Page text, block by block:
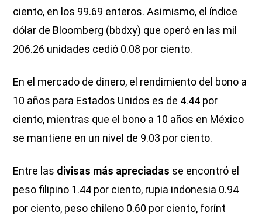
ciento, en los 99.69 enteros. Asimismo, el índice
dólar de Bloomberg (bbdxy) que operó en las mil
206.26 unidades cedió 0.08 por ciento.
En el mercado de dinero, el rendimiento del bono a
10 años para Estados Unidos es de 4.44 por
ciento, mientras que el bono a 10 años en México
se mantiene en un nivel de 9.03 por ciento.
Entre las divisas más apreciadas se encontró el
peso filipino 1.44 por ciento, rupia indonesia 0.94
por ciento, peso chileno 0.60 por ciento, forínt